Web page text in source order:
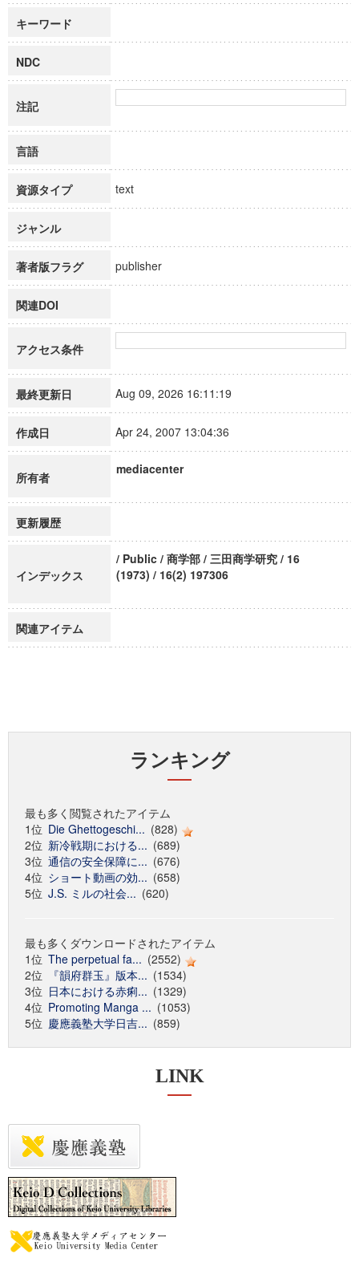
キーワード
NDC
注記
言語
資源タイプ text
ジャンル
著者版フラグ publisher
関連DOI
アクセス条件
最終更新日 Aug 09, 2026 16:11:19
作成日 Apr 24, 2007 13:04:36
所有者
mediacenter
更新履歴
インデックス
/ Public / 商学部 / 三田商学研究 / 16
(1973) / 16(2) 197306
関連アイテム
ランキング
最も多く閲覧されたアイテム
1位 Die Ghettogeschi... (828)
2位 新冷戦期における... (689)
3位 通信の安全保障に... (676)
4位 ショート動画の効... (658)
5位 J.S. ミルの社会... (620)
最も多くダウンロードされたアイテム
1位 The perpetual fa... (2552)
2位
『韻府群玉』版本... (1534)
3位 日本における赤痢... (1329)
4位 Promoting Manga ... (1053)
5位 慶應義塾大学日吉... (859)
LINK